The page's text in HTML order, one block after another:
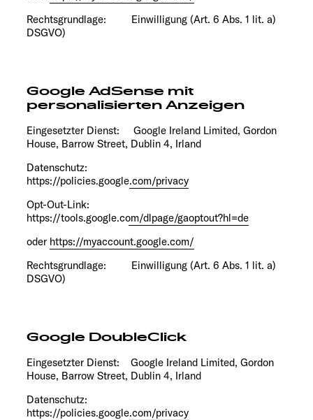
Rechtsgrundlage: Einwilligung (Art. 6 Abs. 1 lit. a)
DSGVO)
Google AdSense mit
personalisierten Anzeigen
Eingesetzter Dienst: Google Ireland Limited, Gordon
House, Barrow Street, Dublin 4, Irland
Datenschutz:
https://policies.google.com/privacy
Opt-Out-Link:
https://tools.google.com/dlpage/gaoptout?hl=de
oder https://myaccount.google.com/
Rechtsgrundlage: Einwilligung (Art. 6 Abs. 1 lit. a)
DSGVO)
Google DoubleClick
Eingesetzter Dienst: Google Ireland Limited, Gordon
House, Barrow Street, Dublin 4, Irland
Datenschutz:
https://policies.google.com/privacy